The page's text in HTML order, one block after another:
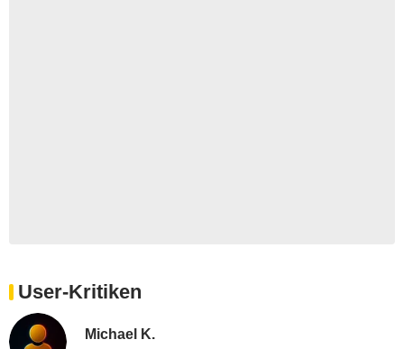
User-Kritiken
Michael K.